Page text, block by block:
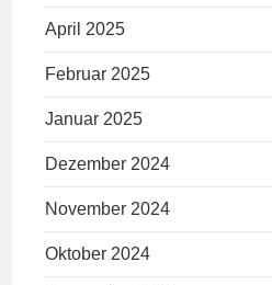
April 2025
Februar 2025
Januar 2025
Dezember 2024
November 2024
Oktober 2024